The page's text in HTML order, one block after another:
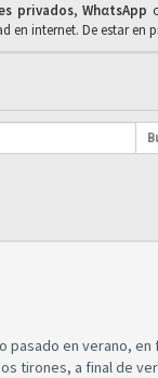
privados,WhαtsApp
en internet. De estar
pasado en verano,
tirones, a final de